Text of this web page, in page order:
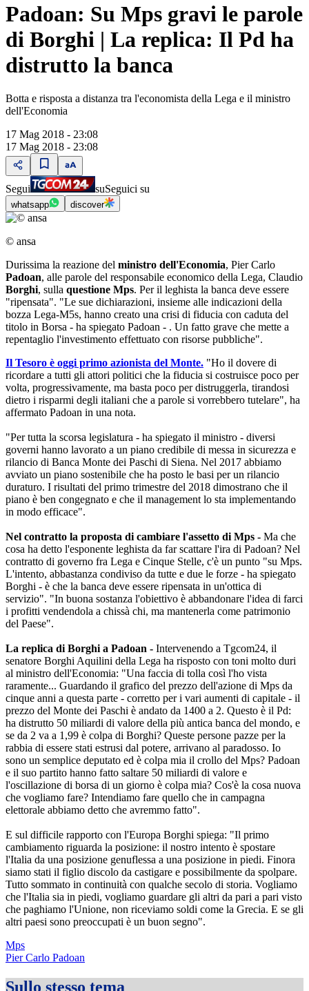
Padoan: Su Mps gravi le parole
di Borghi | La replica: Il Pd ha
distrutto la banca
Botta e risposta a distanza tra l'economista della Lega e il ministro
dell'Economia
17 Mag 2018 - 23:08
17 Mag 2018 - 23:08
Segui suSeguici su
whatsapp discover
© ansa
Durissima la reazione del ministro dell'Economia, Pier Carlo
Padoan, alle parole del responsabile economico della Lega, Claudio
Borghi, sulla questione Mps. Per il leghista la banca deve essere
"ripensata". "Le sue dichiarazioni, insieme alle indicazioni della
bozza Lega-M5s, hanno creato una crisi di fiducia con caduta del
titolo in Borsa - ha spiegato Padoan - . Un fatto grave che mette a
repentaglio l'investimento effettuato con risorse pubbliche".
Il Tesoro è oggi primo azionista del Monte. "Ho il dovere di
ricordare a tutti gli attori politici che la fiducia si costruisce poco per
volta, progressivamente, ma basta poco per distruggerla, tirandosi
dietro i risparmi degli italiani che a parole si vorrebbero tutelare", ha
affermato Padoan in una nota.
"Per tutta la scorsa legislatura - ha spiegato il ministro - diversi
governi hanno lavorato a un piano credibile di messa in sicurezza e
rilancio di Banca Monte dei Paschi di Siena. Nel 2017 abbiamo
avviato un piano sostenibile che ha posto le basi per un rilancio
duraturo. I risultati del primo trimestre del 2018 dimostrano che il
piano è ben congegnato e che il management lo sta implementando
in modo efficace".
Nel contratto la proposta di cambiare l'assetto di Mps - Ma che
cosa ha detto l'esponente leghista da far scattare l'ira di Padoan? Nel
contratto di governo fra Lega e Cinque Stelle, c'è un punto "su Mps.
L'intento, abbastanza condiviso da tutte e due le forze - ha spiegato
Borghi - è che la banca deve essere ripensata in un'ottica di
servizio". "In buona sostanza l'obiettivo è abbandonare l'idea di farci
i profitti vendendola a chissà chi, ma mantenerla come patrimonio
del Paese".
La replica di Borghi a Padoan - Intervenendo a Tgcom24, il
senatore Borghi Aquilini della Lega ha risposto con toni molto duri
al ministro dell'Economia: "​Una faccia di tolla così l'ho vista
raramente... Guardando il grafico del prezzo dell'azione di Mps da
cinque anni a questa parte - corretto per i vari aumenti di capitale - il
prezzo del Monte dei Paschi è andato da 1400 a 2. Questo è il Pd:
ha distrutto 50 miliardi di valore della più antica banca del mondo, e
se da 2 va a 1,99 è colpa di Borghi? Queste persone pazze per la
rabbia di essere stati estrusi dal potere, arrivano al paradosso. Io
sono un semplice deputato ed è colpa mia il crollo del Mps? Padoan
e il suo partito hanno fatto saltare 50 miliardi di valore e
l'oscillazione di borsa di un giorno è colpa mia? Cos'è la cosa nuova
che vogliamo fare? Intendiamo fare quello che in campagna
elettorale abbiamo detto che avremmo fatto".
E sul difficile rapporto con l'Europa Borghi spiega: "Il primo
cambiamento riguarda la posizione: il nostro intento è spostare
l'Italia da una posizione genuflessa a una posizione in piedi. Finora
siamo stati il figlio discolo da castigare e possibilmente da spolpare.
Tutto sommato in continuità con qualche secolo di storia. Vogliamo
che l'Italia sia in piedi, vogliamo guardare gli altri da pari a pari visto
che paghiamo l'Unione, non riceviamo soldi come la Grecia. E se gli
altri paesi sono preoccupati è un buon segno".
Mps
Pier Carlo Padoan
Sullo stesso tema